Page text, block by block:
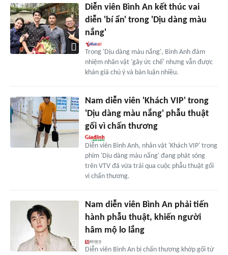
Diễn viên Bình An kết thúc vai
diễn 'bí ẩn' trong 'Dịu dàng màu
nắng'
Trong 'Dịu dàng màu nắng', Bình Anh đảm
nhiệm nhân vật 'gây ức chế' nhưng vẫn được
khán giả chú ý và bàn luận nhiều.
Nam diễn viên 'Khách VIP' trong
'Dịu dàng màu nắng' phẫu thuật
gối vì chấn thương
Diễn viên Bình Anh, nhân vật 'Khách VIP' trong
phim 'Dịu dàng màu nắng' đang phát sóng
trên VTV đã vừa trải qua cuộc phẫu thuật gối
vì chấn thương.
Nam diễn viên Bình An phải tiến
hành phẫu thuật, khiến người
hâm mộ lo lắng
Diễn viên Bình An bị chấn thương khớp gối từ